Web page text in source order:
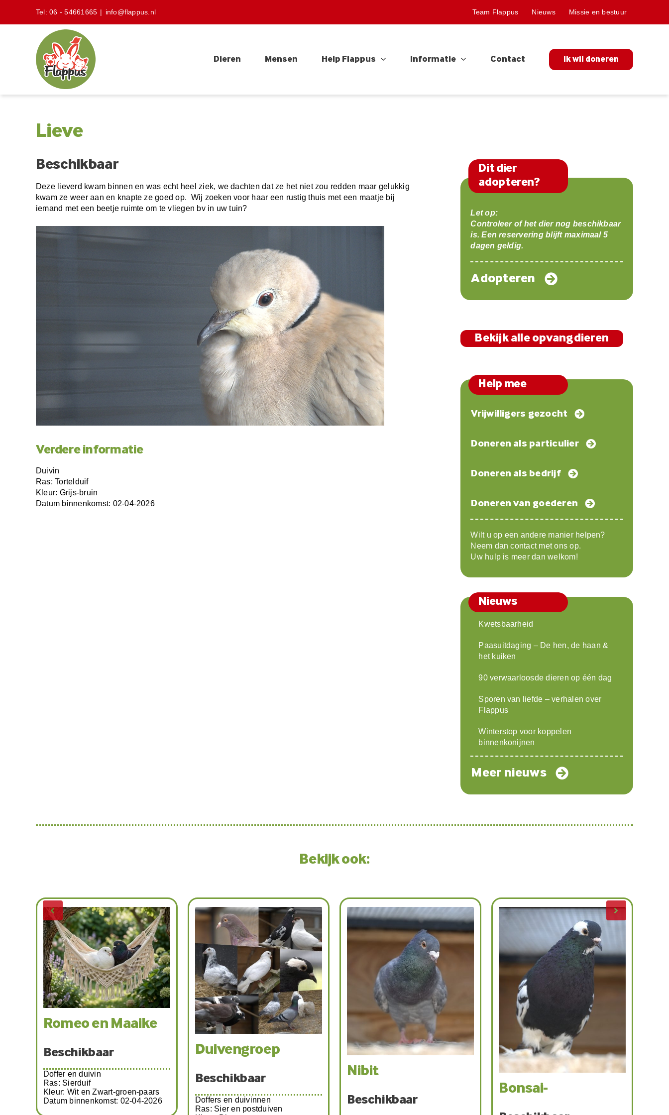
content
Tel:06 - 54661665 | info@flappus.nl Team Flappus Nieuws Missie en bestuur
Dieren Mensen Help Flappus Informatie Contact Ik wil doneren
Lieve
Beschikbaar
Deze lieverd kwam binnen en was echt heel ziek, we dachten dat ze het niet zou redden maar gelukkig
kwam ze weer aan en knapte ze goed op. Wij zoeken voor haar een rustig thuis met een maatje bij
iemand met een beetje ruimte om te vliegen bv in uw tuin?
Verdere informatie
Duivin
Ras: Tortelduif
Kleur: Grijs-bruin
Datum binnenkomst: 02-04-2026
Dit dier
adopteren?
Let op:
Controleer of het dier nog beschikbaar
is. Een reservering blijft maximaal 5
dagen geldig.
Adopteren
Bekijk alle opvangdieren
Help mee
Vrijwilligers gezocht
Doneren als particulier
Doneren als bedrijf
Doneren van goederen
Wilt u op een andere manier helpen?
Neem dan contact met ons op.
Uw hulp is meer dan welkom!
Nieuws
Kwetsbaarheid
Paasuitdaging – De hen, de haan &
het kuiken
90 verwaarloosde dieren op één dag
Sporen van liefde – verhalen over
Flappus
Winterstop voor koppelen
binnenkonijnen
Meer nieuws
Bekijk ook:
Beschikbaar
Doffer
Ras: Pauwstaart
Smokey-
Beschikbaar
Doffer
Ras: Sierduif
Kleur: Grijs-wit-paars-groen
Datum binnenkomst: 10-02-2026
Mellow-
Beschikbaar
Ice-
Beschikbaar
Doffer
Ras: Sierduif
Kleur: Wit-grijs-zwart
Datum binnenkomst: 12-03-2026